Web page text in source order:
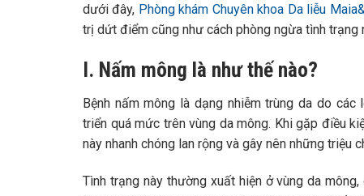
dưới đây, Phòng khám Chuyên khoa Da liễu
trị dứt điểm cũng như cách phòng ngừa tình trạng
I. Nấm mông là như thế nào?
Bệnh nấm mông là dạng nhiễm trùng da do
triển quá mức trên vùng da mông. Khi gặp điều
này nhanh chóng lan rộng và gây nên những triệu
Tình trạng này thường xuất hiện ở vùng da